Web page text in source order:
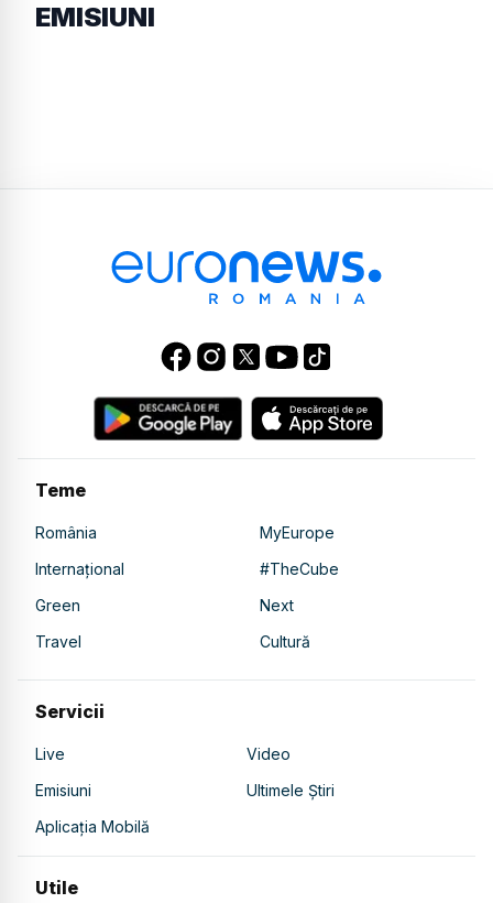
EMISIUNI
Teme
România
MyEurope
Internațional
#TheCube
Green
Next
Travel
Cultură
Servicii
Live
Video
Emisiuni
Ultimele Știri
Aplicația Mobilă
Utile